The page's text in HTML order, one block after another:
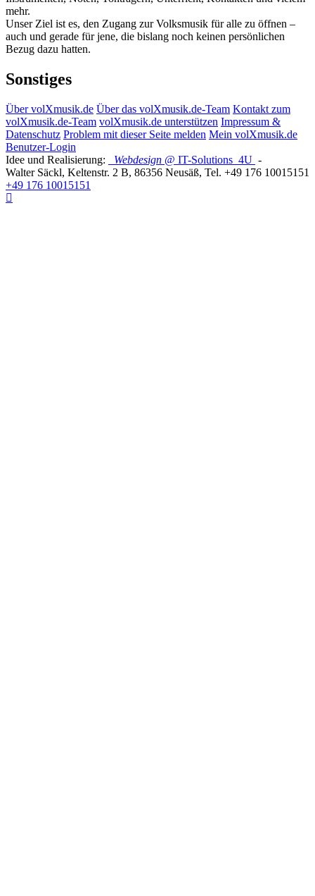
mehr.
Unser Ziel ist es, den Zugang zur Volksmusik für alle zu öffnen –
auch und gerade für jene, die bislang noch keinen persönlichen
Bezug dazu hatten.
Sonstiges
Über volXmusik.de Über das volXmusik.de-Team Kontakt zum
volXmusik.de-Team volXmusik.de unterstützen Impressum &
Datenschutz Problem mit dieser Seite melden Mein volXmusik.de
Benutzer-Login
Idee und Realisierung:
Webdesign @ IT-Solutions 4U -
Walter Säckl, Keltenstr. 2 B, 86356 Neusäß, Tel. +49 176 10015151
+49 176 10015151